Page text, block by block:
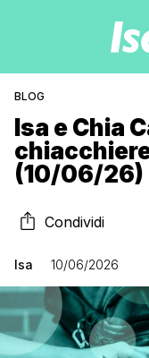
BLOG
Isa e Chia
(10/06/26)
Condividi
Isa 10/06/2026